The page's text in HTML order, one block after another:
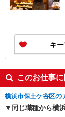
キ
このお仕事
横浜市保土ケ谷区の
同じ職種から横